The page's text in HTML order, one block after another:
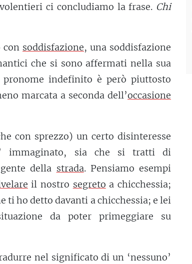
ci concludiamo la frase. Chi
con soddisfazione, una soddisfazione
che si sono affermati nella sua
pronome indefinito è però piuttosto
marcata a seconda dell’occasione
con sprezzo) un certo disinteresse
immaginato, sia che si tratti di
della strada. Pensiamo esempi
il nostro segreto a chicchessia;
ti ho detto davanti a chicchessia; e lei
da poter primeggiare su
nel significato di un ‘nessuno’